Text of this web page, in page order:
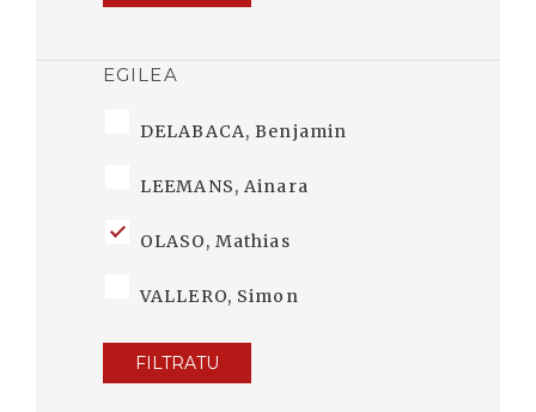
EGILEA
DELABACA, Benjamin
LEEMANS, Ainara
OLASO, Mathias
VALLERO, Simon
FILTRATU